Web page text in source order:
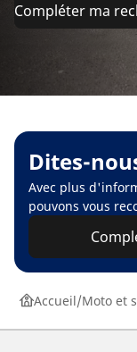
Compléter ma
Dites-
Avec plus
pouvons vous
Accueil Moto et